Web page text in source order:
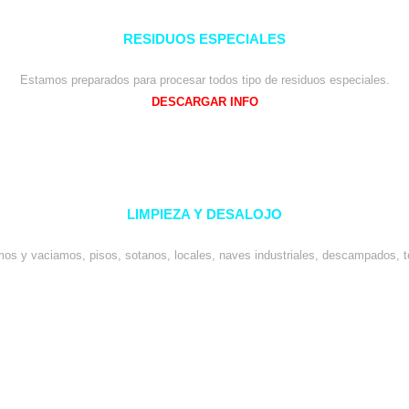
RESIDUOS ESPECIALES
Estamos preparados para procesar todos tipo de residuos especiales.
DESCARGAR INFO
LIMPIEZA Y DESALOJO
y vaciamos, pisos, sotanos, locales, naves industriales, descampados,